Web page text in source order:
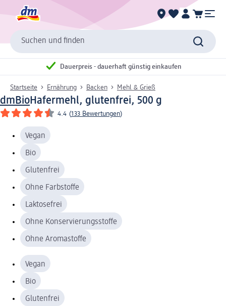
Suchen und finden
Dauerpreis - dauerhaft günstig einkaufen
Startseite Ernährung Backen Mehl & Grieß
dmBioHafermehl, glutenfrei, 500 g
4.4 (133 Bewertungen)
Vegan
Bio
Glutenfrei
Ohne Farbstoffe
Laktosefrei
Ohne Konservierungsstoffe
Ohne Aromastoffe
Vegan
Bio
Glutenfrei